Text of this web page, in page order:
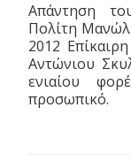
Απάντηση
Πολίτη
2012
Αντώνιου
ενιαίου
προσωπικό.